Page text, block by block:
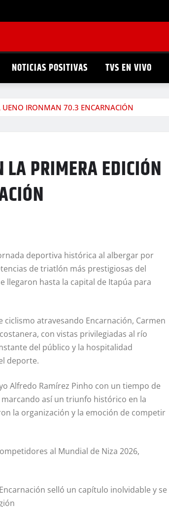
NOTICIAS POSITIVAS TVS EN VIVO
UENO IRONMAN 70.3 ENCARNACIÓN
LA PRIMERA EDICIÓN
deportiva histórica al albergar por
de triatlón más prestigiosas del
llegaron hasta la capital de Itapúa para
ciclismo atravesando Encarnación, Carmen
con vistas privilegiadas al río
del público y la hospitalidad
deporte.
Alfredo Ramírez Pinho con un tiempo de
marcando así un triunfo histórico en la
la organización y la emoción de competir
al Mundial de Niza 2026,
selló un capítulo inolvidable y se